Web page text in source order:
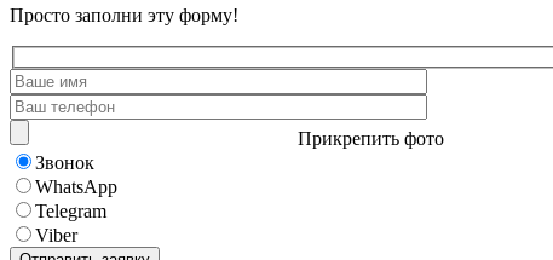
Просто заполни эту форму!
Прикрепить фото
Звонок
WhatsApp
Telegram
Viber